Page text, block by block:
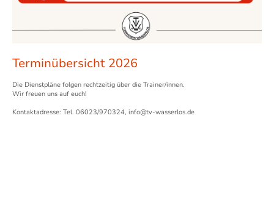
Terminübersicht 2026
Die Dienstpläne folgen rechtzeitig über die Trainer/innen.
Wir freuen uns auf euch!
Kontaktadresse: Tel. 06023/970324, info@tv-wasserlos.de